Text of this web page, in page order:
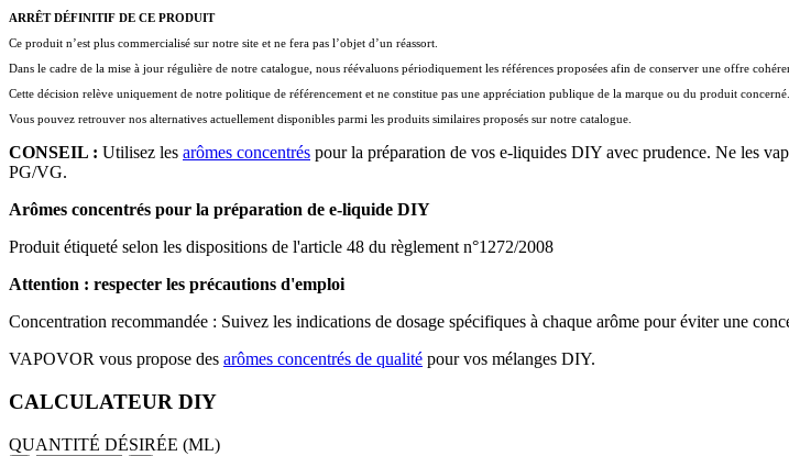
ARRÊT DÉFINITIF DE CE PRODUIT
Ce produit n’est plus commercialisé sur notre site et ne fera pas l’objet d’un réassort.
Dans le cadre de la mise à jour régulière de notre catalogue, nous réévaluons périodiquement les références proposées afin de conserver une offre
Cette décision relève uniquement de notre politique de référencement et ne constitue pas une appréciation publique de la marque ou du produit concerné.
Vous pouvez retrouver nos alternatives actuellement disponibles parmi les produits similaires proposés sur notre catalogue.
CONSEIL : Utilisez les arômes concentrés pour la préparation de vos e-liquides DIY avec prudence. Ne les
PG/VG.
Arômes concentrés pour la préparation de e-liquide DIY
Produit étiqueté selon les dispositions de l'article 48 du règlement n°1272/2008
Attention : respecter les précautions d'emploi
Concentration recommandée : Suivez les indications de dosage spécifiques à chaque arôme pour éviter une
VAPOVOR vous propose des arômes concentrés de qualité pour vos mélanges DIY.
CALCULATEUR DIY
QUANTITÉ DÉSIRÉE (ML)